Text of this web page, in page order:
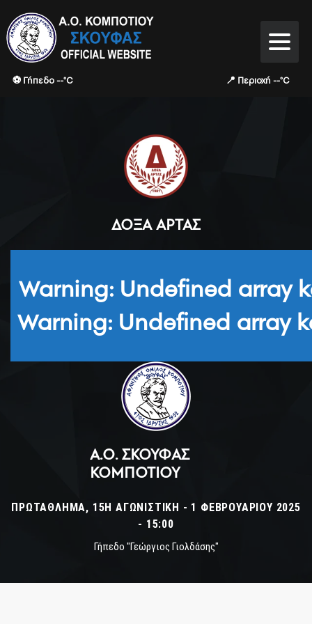
⚽ Γήπεδο --°C 📍 Περιοχή --°C
ΔΌΞΑ ΆΡΤΑΣ
Warning: Undefined array
Warning: Undefined array
Α.Ο. ΣΚΟΥΦΆΣ
ΚΟΜΠΟΤΊΟΥ
ΠΡΩΤΆΘΛΗΜΑ, 15Η ΑΓΩΝΙΣΤΙΚΉ - 1 ΦΕΒΡΟΥΑΡΊΟΥ 2025
- 15:00
Γήπεδο "Γεώργιος Γιολδάσης"